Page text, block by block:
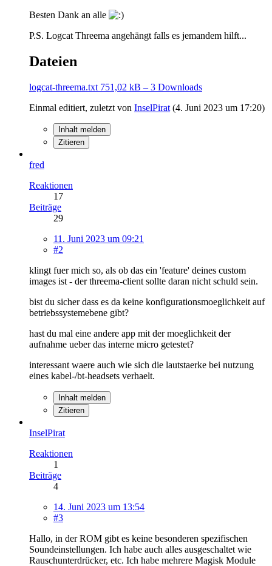
Besten Dank an alle
P.S. Logcat Threema angehängt falls es jemandem hilft...
Dateien
logcat-threema.txt 751,02 kB – 3 Downloads
Einmal editiert, zuletzt von InselPirat (4. Juni 2023 um 17:20)
Inhalt melden
Zitieren
fred
Reaktionen
17
Beiträge
29
11. Juni 2023 um 09:21
#2
klingt fuer mich so, als ob das ein 'feature' deines custom
images ist - der threema-client sollte daran nicht schuld sein.
bist du sicher dass es da keine konfigurationsmoeglichkeit auf
betriebssystemebene gibt?
hast du mal eine andere app mit der moeglichkeit der
aufnahme ueber das interne micro getestet?
interessant waere auch wie sich die lautstaerke bei nutzung
eines kabel-/bt-headsets verhaelt.
Inhalt melden
Zitieren
InselPirat
Reaktionen
1
Beiträge
4
14. Juni 2023 um 13:54
#3
Hallo, in der ROM gibt es keine besonderen spezifischen
Soundeinstellungen. Ich habe auch alles ausgeschaltet wie
Rauschunterdrücker, etc. Ich habe mehrere Magisk Module